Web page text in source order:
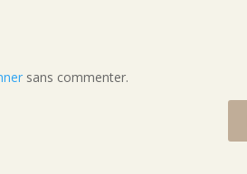
sans commenter.